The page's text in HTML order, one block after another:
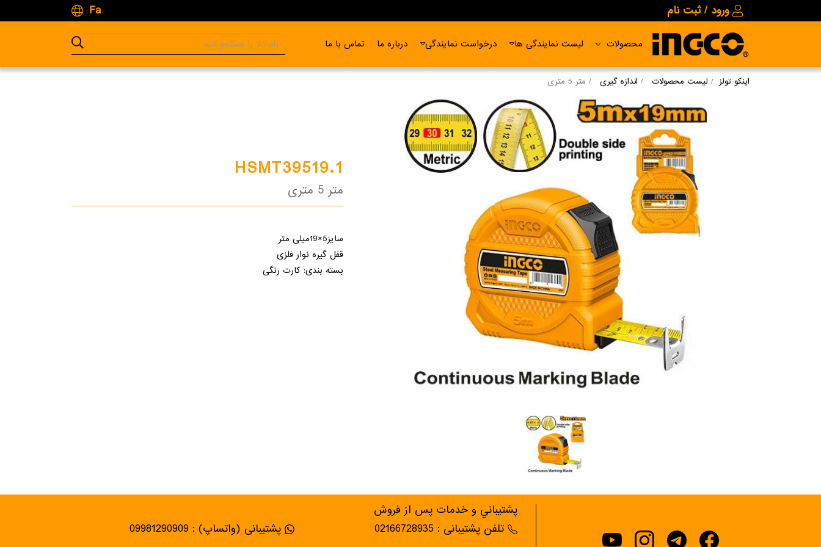
ورود / ثبت نام Fa
محصولات لیست نمایندگی ها درخواست نمایندگی درباره ما تماس با ما
اینکو تولز لیست محصولات اندازه گیری متر 5 متری
HSMT39519.1
متر 5 متری
سایز5×19میلی متر
قفل گیره نوار فلزی
بسته بندی: کارت رنگی
پشتيباني و خدمات پس از فروش
تلفن پشتیبانی : 02166728935
پشتیبانی (واتساپ) : 09981290909